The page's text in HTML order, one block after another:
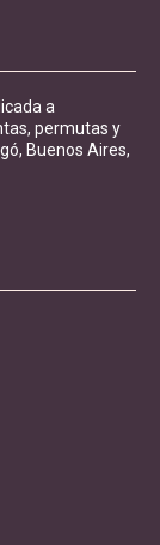
a
permutas y
Buenos Aires,